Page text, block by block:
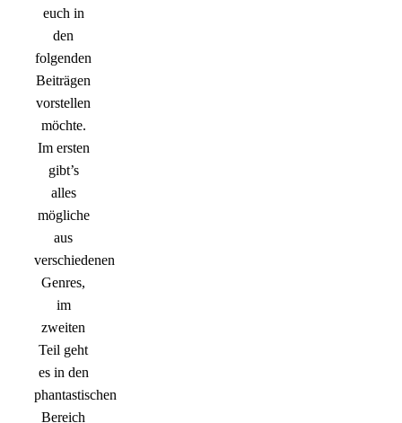
euch in
den
folgenden
Beiträgen
vorstellen
möchte.
Im ersten
gibt’s
alles
mögliche
aus
verschiedenen
Genres,
im
zweiten
Teil geht
es in den
phantastischen
Bereich